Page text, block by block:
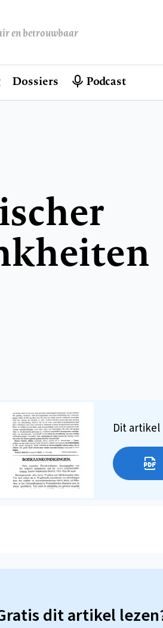
en betrouwbaar
Dossiers Podcast
Dit artikel
dit artikel